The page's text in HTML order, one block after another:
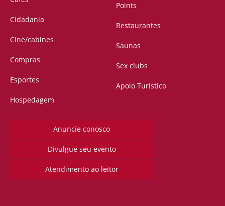
Cidadania
Cine/cabines
Compras
Esportes
Hospedagem
Points
Restaurantes
Saunas
Sex clubs
Apoio Turístico
Anuncie conosco
Divulgue seu evento
Atendimento ao leitor